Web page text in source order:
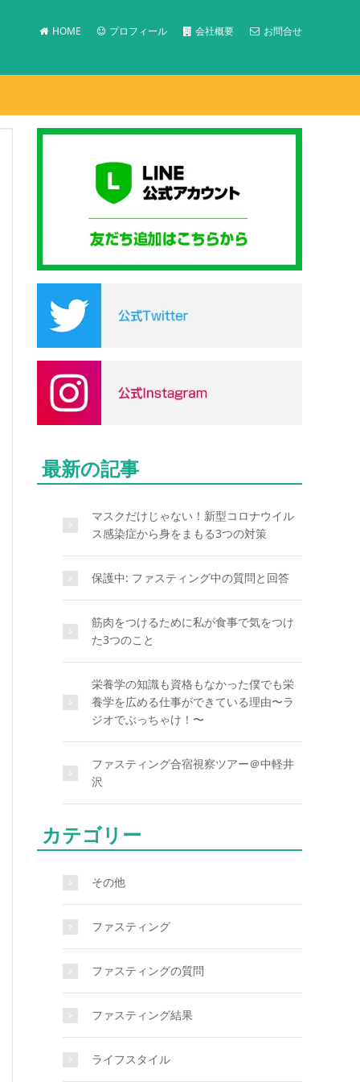
HOME プロフィール 会社概要 お問合せ
最新の記事
マスクだけじゃない！新型コロナウイル
ス感染症から身をまもる3つの対策
保護中: ファスティング中の質問と回答
筋肉をつけるために私が食事で気をつけ
た3つのこと
栄養学の知識も資格もなかった僕でも栄
養学を広める仕事ができている理由〜ラ
ジオでぶっちゃけ！〜
ファスティング合宿視察ツアー＠中軽井
沢
カテゴリー
その他
ファスティング
ファスティングの質問
ファスティング結果
ライフスタイル